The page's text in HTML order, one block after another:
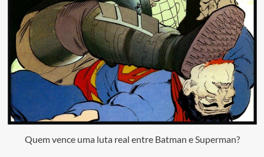
Quem vence uma luta real entre Batman e Superman?